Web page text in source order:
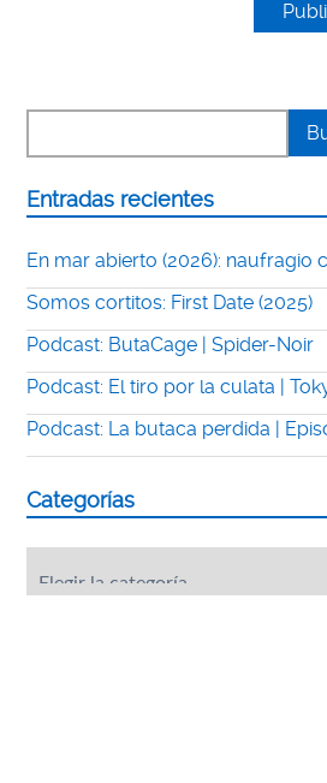
Entradas recientes
En mar abierto (2026): naufragio
Somos cortitos: First Date (2025)
Podcast: ButaCage | Spider-Noir
Podcast: El tiro por la culata |
Podcast: La butaca perdida |
Categorías